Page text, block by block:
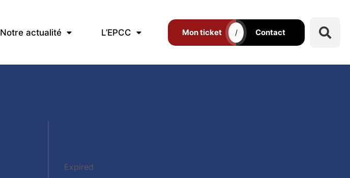
Notre actualité L’EPCC Mon ticket / Contact
Expired